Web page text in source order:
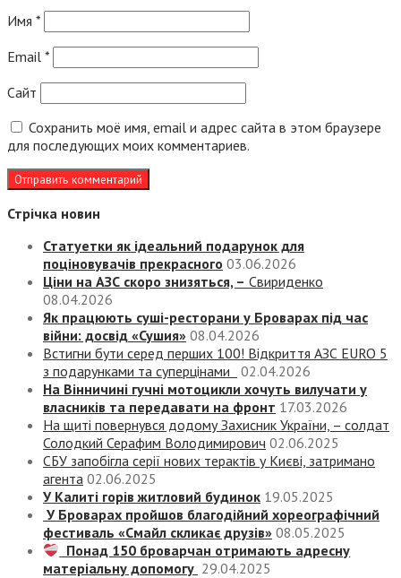
Имя *
Email *
Сайт
Сохранить моё имя, email и адрес сайта в этом браузере
для последующих моих комментариев.
Стрічка новин
Статуетки як ідеальний подарунок для
поціновувачів прекрасного 03.06.2026
Ціни на АЗС скоро знизяться, – Свириденко
08.04.2026
Як працюють суші-ресторани у Броварах під час
війни: досвід «Сушия» 08.04.2026
Встигни бути серед перших 100! Відкриття АЗС EURO 5
з подарунками та суперцінами
02.04.2026
На Вінничині гучні мотоцикли хочуть вилучати у
власників та передавати на фронт 17.03.2026
На щиті повернувся додому Захисник України, – солдат
Солодкий Серафим Володимирович 02.06.2025
СБУ запобігла серії нових терактів у Києві, затримано
агента 02.06.2025
У Калиті горів житловий будинок 19.05.2025
У Броварах пройшов благодійний хореографічний
фестиваль «Смайл скликає друзів» 08.05.2025
Понад 150 броварчан отримають адресну
матеріальну допомогу 29.04.2025